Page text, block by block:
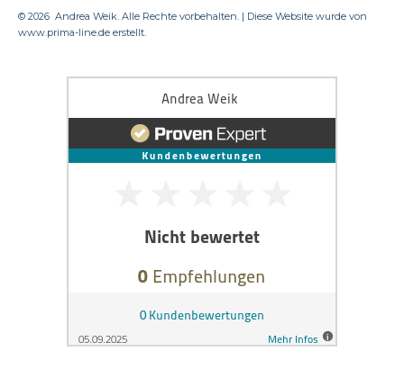
© 2026 Andrea Weik. Alle Rechte vorbehalten. | Diese Website wurde von
www.prima-line.de erstellt.